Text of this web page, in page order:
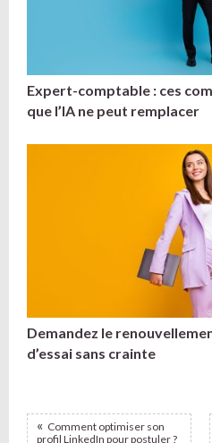
Expert-comptable : ces
que l’IA ne peut remplacer
Demandez le
d’essai sans crainte
Comment optimiser son
profil LinkedIn pour postuler ?